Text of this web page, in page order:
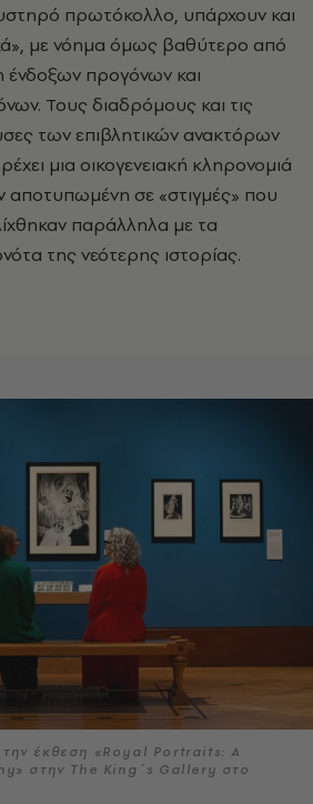
πρωτόκολλο, υπάρχουν και
με νόημα όμως βαθύτερο από
ένδοξων προγόνων και
Τους διαδρόμους και τις
των επιβλητικών ανακτόρων
μια οικογενειακή κληρονομιά
αποτυπωμένη σε «στιγμές» που
παράλληλα με τα
της νεότερης ιστορίας.
έκθεση «Royal Portraits: A
στην The King΄s Gallery στο